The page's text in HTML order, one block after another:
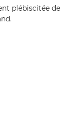
plébiscitée de